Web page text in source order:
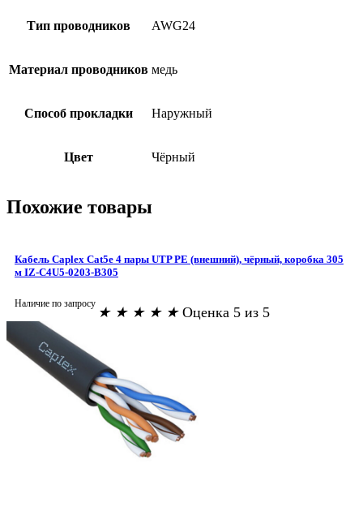
Тип проводников AWG24
Материал проводников медь
Способ прокладки Наружный
Цвет Чёрный
Похожие товары
Кабель Caplex Cat5e 4 пары UTP PE (внешний), чёрный, коробка 305
м IZ-C4U5-0203-B305
Наличие по запросу
★ ★ ★ ★ ★ Оценка 5 из 5